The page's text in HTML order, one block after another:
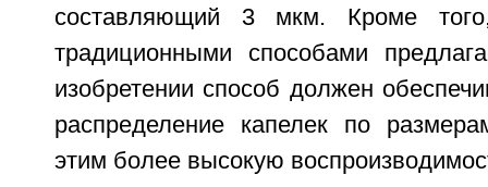
составляющий 3 мкм. Кроме
традиционными способами
изобретении способ должен
распределение капелек по
этим более высокую